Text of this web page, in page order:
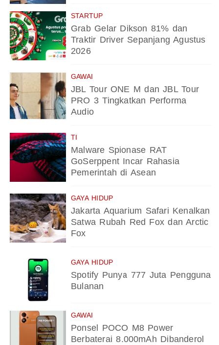
STARTUP
Grab Gelar Dikson 81% dan
Traktir Driver Sepanjang Agustus
2026
GAWAI
JBL Tour ONE M dan JBL Tour
PRO 3 Tingkatkan Performa
Audio
TI
Malware Spionase RAT
GoSerppent Incar Rahasia
Pemerintah di Asean
GAYA HIDUP
Jakarta Aquarium Safari Kenalkan
Satwa Rubah Red Fox dan Arctic
Fox
GAYA HIDUP
Spotify Punya 777 Juta Pengguna
Bulanan
GAWAI
Ponsel POCO M8 Power
Berbaterai 8.000mAh Dibanderol